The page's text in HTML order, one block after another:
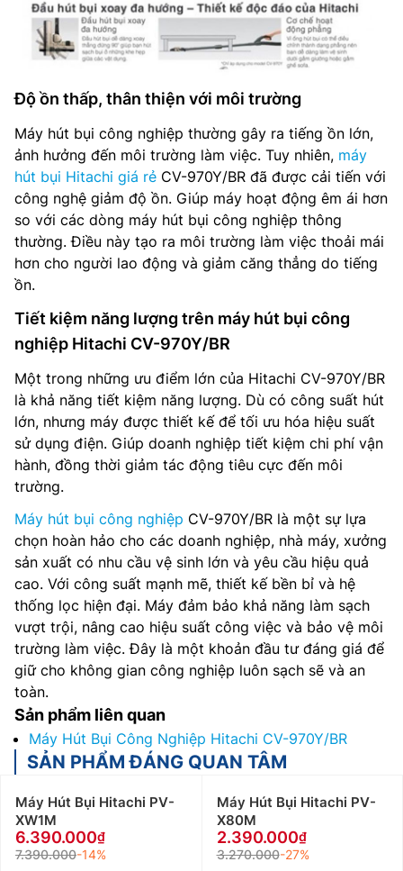
Độ ồn thấp, thân thiện với môi trường
Máy hút bụi công nghiệp thường gây ra tiếng ồn lớn,
ảnh hưởng đến môi trường làm việc. Tuy nhiên, máy
hút bụi Hitachi giá rẻ CV-970Y/BR đã được cải tiến với
công nghệ giảm độ ồn. Giúp máy hoạt động êm ái hơn
so với các dòng máy hút bụi công nghiệp thông
thường. Điều này tạo ra môi trường làm việc thoải mái
hơn cho người lao động và giảm căng thẳng do tiếng
ồn.
Tiết kiệm năng lượng trên máy hút bụi công
nghiệp Hitachi CV-970Y/BR
Một trong những ưu điểm lớn của Hitachi CV-970Y/BR
là khả năng tiết kiệm năng lượng. Dù có công suất hút
lớn, nhưng máy được thiết kế để tối ưu hóa hiệu suất
sử dụng điện. Giúp doanh nghiệp tiết kiệm chi phí vận
hành, đồng thời giảm tác động tiêu cực đến môi
trường.
Máy hút bụi công nghiệp CV-970Y/BR là một sự lựa
chọn hoàn hảo cho các doanh nghiệp, nhà máy, xưởng
sản xuất có nhu cầu vệ sinh lớn và yêu cầu hiệu quả
cao. Với công suất mạnh mẽ, thiết kế bền bỉ và hệ
thống lọc hiện đại. Máy đảm bảo khả năng làm sạch
vượt trội, nâng cao hiệu suất công việc và bảo vệ môi
trường làm việc. Đây là một khoản đầu tư đáng giá để
giữ cho không gian công nghiệp luôn sạch sẽ và an
toàn.
Sản phẩm liên quan
Máy Hút Bụi Công Nghiệp Hitachi CV-970Y/BR
SẢN PHẨM ĐÁNG QUAN TÂM
Máy Hút Bụi Hitachi PV-
XW1M
6.390.000
7.390.000-14%
Máy Hút Bụi Hitachi PV-
X80M
2.390.000
3.270.000-27%